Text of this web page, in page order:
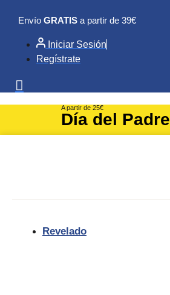
contenido
Envío GRATIS a partir de 39€
Iniciar Sesión
Regístrate
A partir de 25€
Día del Padre
Revelado